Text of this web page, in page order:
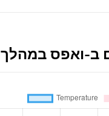
12 השעות הקרובות